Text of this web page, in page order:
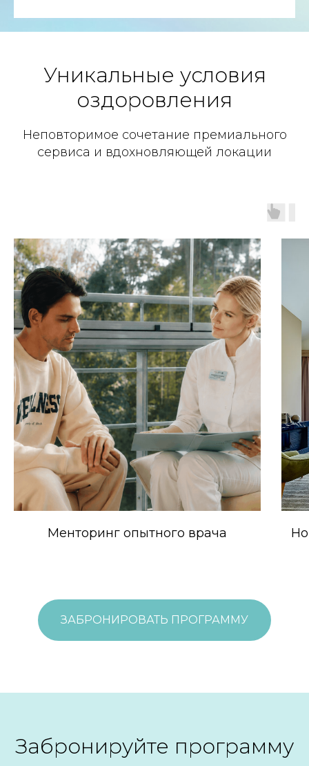
Уникальные условия
оздоровления
Неповторимое сочетание премиального
сервиса и вдохновляющей локации
Менторинг опытного врача
ЗАБРОНИРОВАТЬ ПРОГРАММУ
Забронируйте программу